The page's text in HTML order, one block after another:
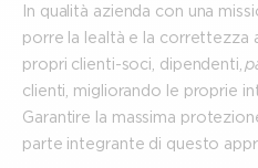
In qualità azienda con una
porre la lealtà e la correttezza
propri clienti-soci, dipendenti,
clienti, migliorando le proprie
Garantire la massima
parte integrante di questo